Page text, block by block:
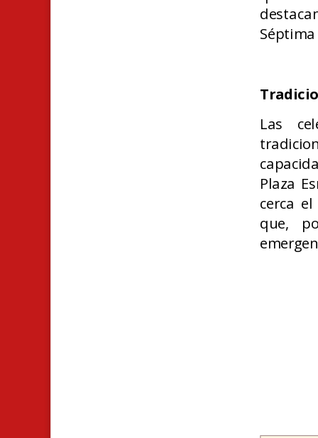
Las
Plaza
cerca
que,